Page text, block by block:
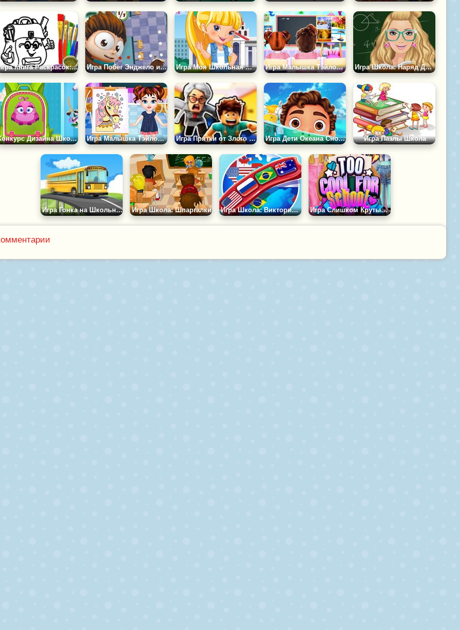
Игра Книга Раскрасок: Школьный Портфель Игра Побег Энджело из Школы Игра Моя Школьная Форма 2 Игра Малышка Тэйлор Изучает Времена Года Игра Школа: Наряд Для Учительницы
Конкурс Дизайна Школьных Сумок Игра Малышка Тэйлор на Уроке Живописи Игра Прятки от Злого Учителя: Побег из Школы Игра Дети Океана Снова в Школу Игра Пазлы Школа
Игра Гонка на Школьном Автобусе Игра Школа: Шпаргалки Игра Школа: Викторина по Географии Игра Слишком Крутые Для Школы